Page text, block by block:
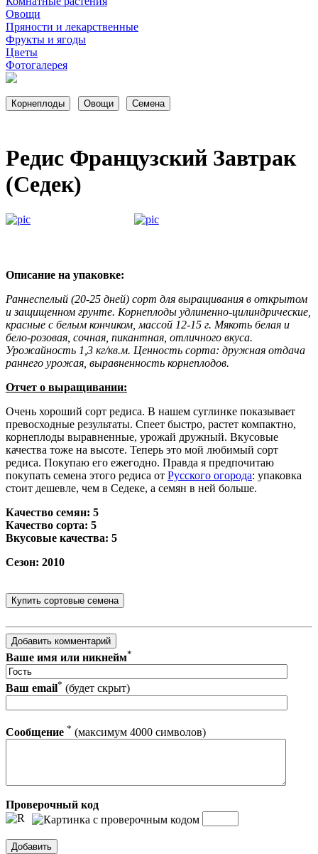
Овощи
Пряности и лекарственные
Фрукты и ягоды
Цветы
Фотогалерея
Редис Французский Завтрак
(Седек)
Описание на упаковке:
Раннеспелый (20-25 дней) сорт для выращивания в открытом
и защищенном грунте. Корнеплоды удлиненно-цилиндрические,
красные с белым кончиком, массой 12-15 г. Мякоть белая и
бело-розовая, сочная, пикантная, отличного вкуса.
Урожайность 1,3 кг/кв.м. Ценность сорта: дружная отдача
раннего урожая, выравненность корнеплодов.
Отчет о выращивании:
Очень хороший сорт редиса. В нашем суглинке показывает
превосходные результаты. Спеет быстро, растет компактно,
корнеплоды выравненные, урожай дружный. Вкусовые
качества тоже на высоте. Теперь это мой любимый сорт
редиса. Покупаю его ежегодно. Правда я предпочитаю
покупать семена этого редиса от Русского огорода: упаковка
стоит дешевле, чем в Седеке, а семян в ней больше.
Качество семян: 5
Качество сорта: 5
Вкусовые качества: 5
Сезон: 2010
Ваше имя или никнейм*
Ваш email* (будет скрыт)
Сообщение * (максимум 4000 символов)
Проверочный код